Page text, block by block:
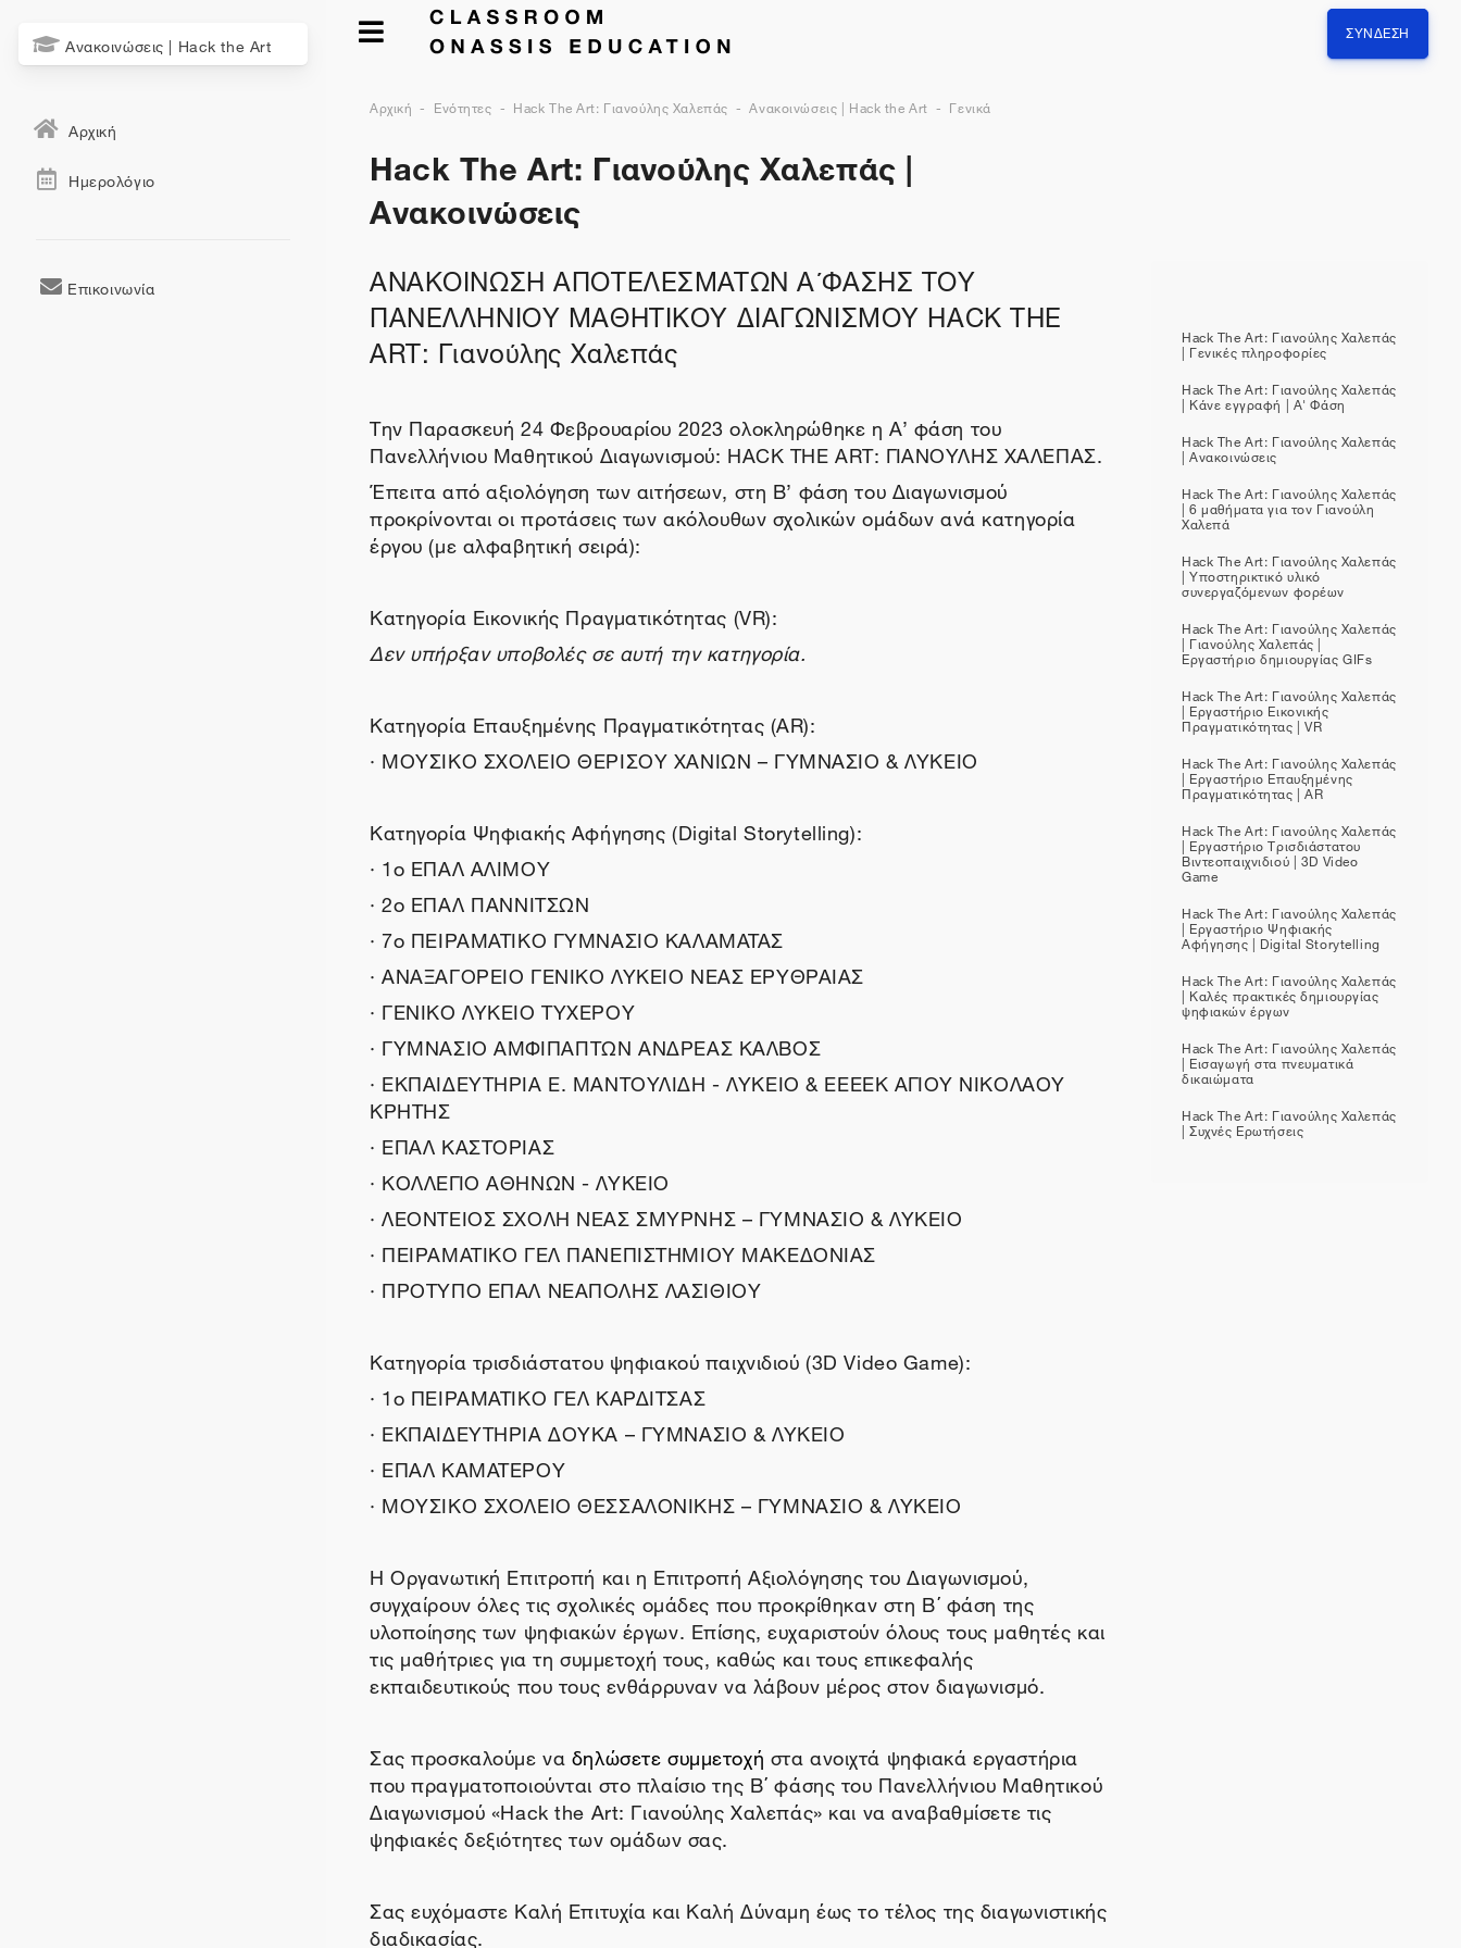
ΣΎΝΔΕΣΗ
Αρχική Ενότητες Hack The Art: Γιανούλης Χαλεπάς Ανακοινώσεις | Hack the Art Γενικά
Hack The Art: Γιανούλης Χαλεπάς |
Ανακοινώσεις
ΑΝΑΚΟΙΝΩΣΗ ΑΠΟΤΕΛΕΣΜΑΤΩΝ Α΄ΦΑΣΗΣ ΤΟΥ
ΠΑΝΕΛΛΗΝΙΟΥ ΜΑΘΗΤΙΚΟΥ ΔΙΑΓΩΝΙΣΜΟΥ HACK THE
ART: Γιανούλης Χαλεπάς
Την Παρασκευή 24 Φεβρουαρίου 2023 ολοκληρώθηκε η A’ φάση του
Πανελλήνιου Μαθητικού Διαγωνισμού: HACK THE ART: ΓΙΑΝΟΥΛΗΣ ΧΑΛΕΠΑΣ.
Έπειτα από αξιολόγηση των αιτήσεων, στη Β’ φάση του Διαγωνισμού
προκρίνονται οι προτάσεις των ακόλουθων σχολικών ομάδων ανά κατηγορία
έργου (με αλφαβητική σειρά):
Κατηγορία Εικονικής Πραγματικότητας (VR):
Δεν υπήρξαν υποβολές σε αυτή την κατηγορία.
Κατηγορία Επαυξημένης Πραγματικότητας (AR):
· ΜΟΥΣΙΚΟ ΣΧΟΛΕΙΟ ΘΕΡΙΣΟΥ ΧΑΝΙΩΝ – ΓΥΜΝΑΣΙΟ & ΛΥΚΕΙΟ
Κατηγορία Ψηφιακής Αφήγησης (Digital Storytelling):
· 1o ΕΠΑΛ ΑΛΙΜΟΥ
· 2ο ΕΠΑΛ ΓΙΑΝΝΙΤΣΩΝ
· 7ο ΠΕΙΡΑΜΑΤΙΚΟ ΓΥΜΝΑΣΙΟ ΚΑΛΑΜΑΤΑΣ
· ΑΝΑΞΑΓΟΡΕΙΟ ΓΕΝΙΚΟ ΛΥΚΕΙΟ ΝΕΑΣ ΕΡΥΘΡΑΙΑΣ
· ΓΕΝΙΚΟ ΛΥΚΕΙΟ ΤΥΧΕΡΟΥ
· ΓΥΜΝΑΣΙΟ ΑΜΦΙΠΑΓΙΤΩΝ ΑΝΔΡΕΑΣ ΚΑΛΒΟΣ
· ΕΚΠΑΙΔΕΥΤΗΡΙΑ Ε. ΜΑΝΤΟΥΛΙΔΗ - ΛΥΚΕΙΟ & ΕΕΕΕΚ ΑΓΙΟΥ ΝΙΚΟΛΑΟΥ
ΚΡΗΤΗΣ
· ΕΠΑΛ ΚΑΣΤΟΡΙΑΣ
· ΚΟΛΛΕΓΙΟ ΑΘΗΝΩΝ - ΛΥΚΕΙΟ
· ΛΕΟΝΤΕΙΟΣ ΣΧΟΛΗ ΝΕΑΣ ΣΜΥΡΝΗΣ – ΓΥΜΝΑΣΙΟ & ΛΥΚΕΙΟ
· ΠΕΙΡΑΜΑΤΙΚΟ ΓΕΛ ΠΑΝΕΠΙΣΤΗΜΙΟΥ ΜΑΚΕΔΟΝΙΑΣ
· ΠΡΟΤΥΠΟ ΕΠΑΛ ΝΕΑΠΟΛΗΣ ΛΑΣΙΘΙΟΥ
Κατηγορία τρισδιάστατου ψηφιακού παιχνιδιού (3D Video Game):
· 1ο ΠΕΙΡΑΜΑΤΙΚΟ ΓΕΛ ΚΑΡΔΙΤΣΑΣ
· ΕΚΠΑΙΔΕΥΤΗΡΙΑ ΔΟΥΚΑ – ΓΥΜΝΑΣΙΟ & ΛΥΚΕΙΟ
· ΕΠΑΛ ΚΑΜΑΤΕΡΟΥ
· ΜΟΥΣΙΚΟ ΣΧΟΛΕΙΟ ΘΕΣΣΑΛΟΝΙΚΗΣ – ΓΥΜΝΑΣΙΟ & ΛΥΚΕΙΟ
Η Οργανωτική Επιτροπή και η Επιτροπή Αξιολόγησης του Διαγωνισμού,
συγχαίρουν όλες τις σχολικές ομάδες που προκρίθηκαν στη Β΄ φάση της
υλοποίησης των ψηφιακών έργων. Επίσης, ευχαριστούν όλους τους μαθητές και
τις μαθήτριες για τη συμμετοχή τους, καθώς και τους επικεφαλής
εκπαιδευτικούς που τους ενθάρρυναν να λάβουν μέρος στον διαγωνισμό.
Σας προσκαλούμε ναδηλώσετε συμμετοχή στα ανοιχτά ψηφιακά εργαστήρια
που πραγματοποιούνται στο πλαίσιο της Β΄ φάσης του Πανελλήνιου Μαθητικού
Διαγωνισμού «Hack the Art: Γιανούλης Χαλεπάς» και να αναβαθμίσετε τις
ψηφιακές δεξιότητες των ομάδων σας.
Σας ευχόμαστε Καλή Επιτυχία και Καλή Δύναμη έως το τέλος της διαγωνιστικής
διαδικασίας.
Hack The Art: Γιανούλης Χαλεπάς
| Γενικές πληροφορίες
Hack The Art: Γιανούλης Χαλεπάς
| Κάνε εγγραφή | Α' Φάση
Hack The Art: Γιανούλης Χαλεπάς
| Ανακοινώσεις
Hack The Art: Γιανούλης Χαλεπάς
| 6 μαθήματα για τον Γιανούλη
Χαλεπά
Hack The Art: Γιανούλης Χαλεπάς
| Υποστηρικτικό υλικό
συνεργαζόμενων φορέων
Hack The Art: Γιανούλης Χαλεπάς
| Γιανούλης Χαλεπάς |
Εργαστήριο δημιουργίας GIFs
Hack The Art: Γιανούλης Χαλεπάς
| Εργαστήριο Εικονικής
Πραγματικότητας | VR
Hack The Art: Γιανούλης Χαλεπάς
| Εργαστήριο Επαυξημένης
Πραγματικότητας | AR
Hack The Art: Γιανούλης Χαλεπάς
| Εργαστήριο Τρισδιάστατου
Βιντεοπαιχνιδιού | 3D Video
Game
Hack The Art: Γιανούλης Χαλεπάς
| Εργαστήριο Ψηφιακής
Αφήγησης | Digital Storytelling
Hack The Art: Γιανούλης Χαλεπάς
| Καλές πρακτικές δημιουργίας
ψηφιακών έργων
Hack The Art: Γιανούλης Χαλεπάς
| Εισαγωγή στα πνευματικά
δικαιώματα
Hack The Art: Γιανούλης Χαλεπάς
| Συχνές Ερωτήσεις
Ανακοινώσεις | Hack the Art
Αρχική
Ημερολόγιο
Επικοινωνία